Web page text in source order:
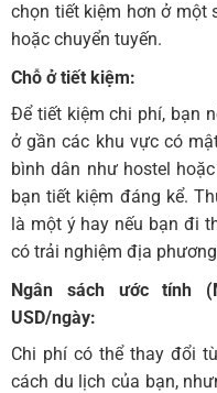
chọn tiết kiệm hơn ở một
hoặc chuyển tuyến.
Chỗ ở tiết kiệm:
Để tiết kiệm chi phí, bạn
ở gần các khu vực có
bình dân như hostel
bạn tiết kiệm đáng kể.
là một ý hay nếu bạn đi
có trải nghiệm địa
Ngân sách ước tính
USD/ngày:
Chi phí có thể thay đổi
cách du lịch của bạn,